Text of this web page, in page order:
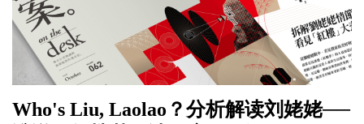
Who's Liu, Laolao？分析解读刘姥姥──